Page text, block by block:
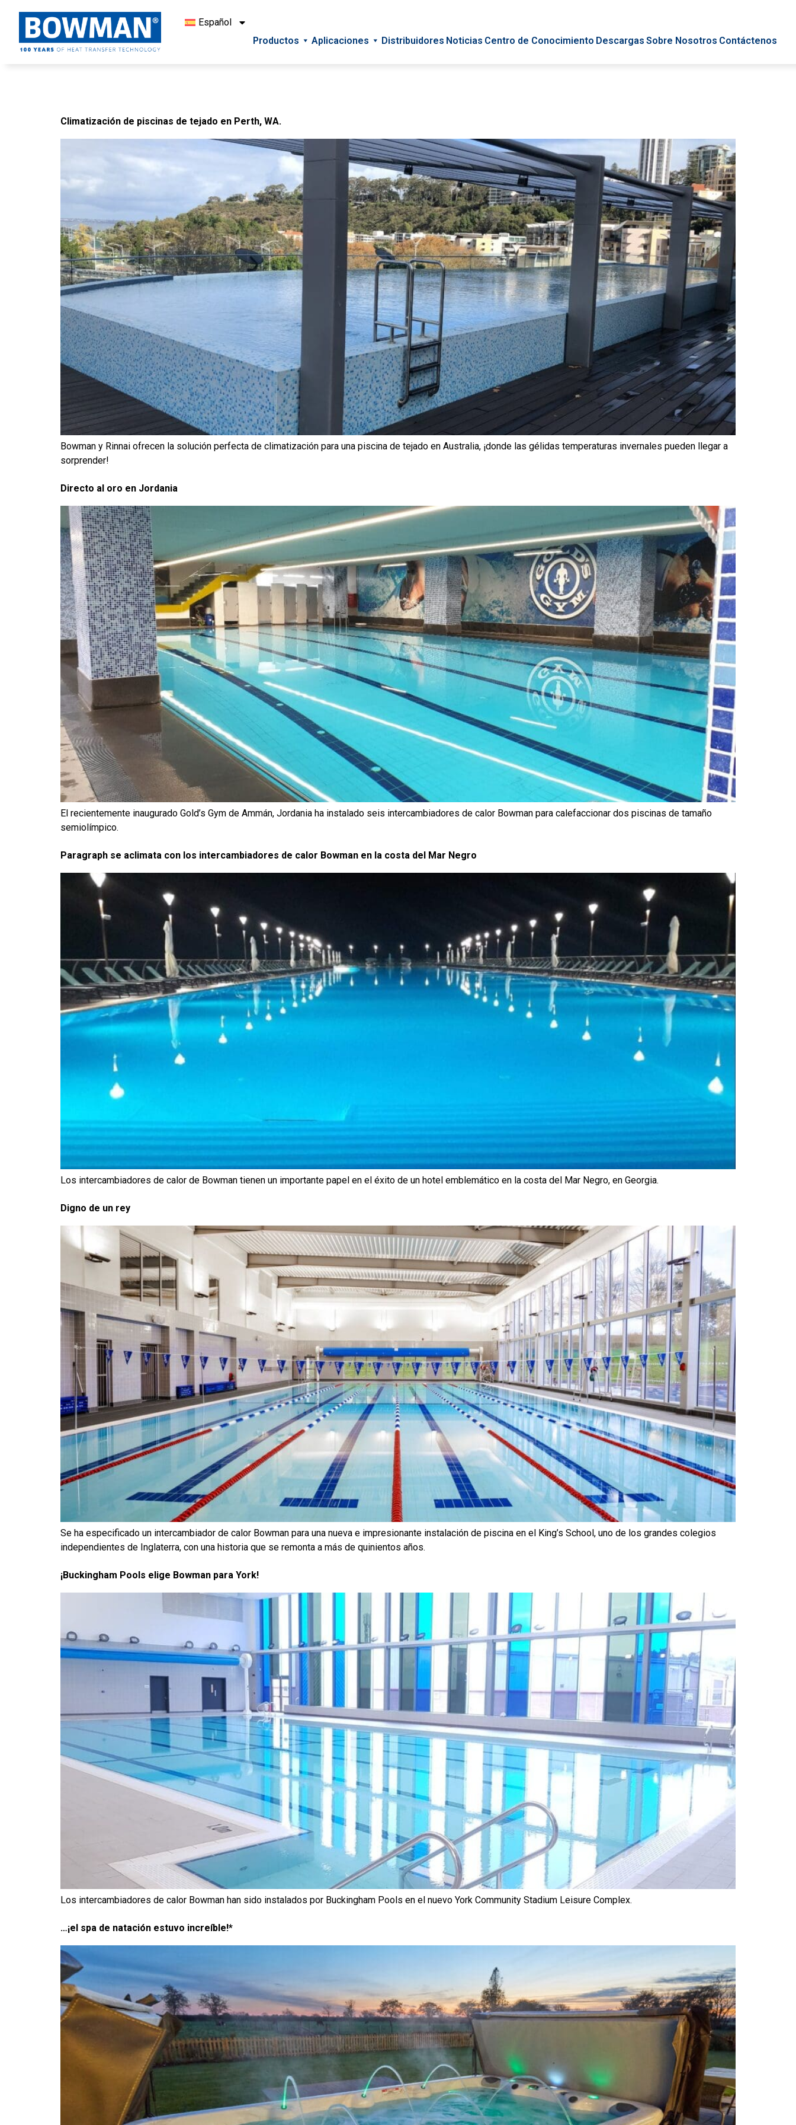
Español
Productos
Aplicaciones Distribuidores Noticias Centro de Conocimiento Descargas Sobre Nosotros Contáctenos
Climatización de piscinas de tejado en Perth, WA.
Bowman y Rinnai ofrecen la solución perfecta de climatización para una piscina de tejado en Australia, ¡donde las gélidas temperaturas invernales pueden llegar a
sorprender!
Directo al oro en Jordania
El recientemente inaugurado Gold’s Gym de Ammán, Jordania ha instalado seis intercambiadores de calor Bowman para calefaccionar dos piscinas de tamaño
semiolímpico.
Paragraph se aclimata con los intercambiadores de calor Bowman en la costa del Mar Negro
Los intercambiadores de calor de Bowman tienen un importante papel en el éxito de un hotel emblemático en la costa del Mar Negro, en Georgia.
Digno de un rey
Se ha especificado un intercambiador de calor Bowman para una nueva e impresionante instalación de piscina en el King’s School, uno de los grandes colegios
independientes de Inglaterra, con una historia que se remonta a más de quinientos años.
¡Buckingham Pools elige Bowman para York!
Los intercambiadores de calor Bowman han sido instalados por Buckingham Pools en el nuevo York Community Stadium Leisure Complex.
…¡el spa de natación estuvo increíble!*